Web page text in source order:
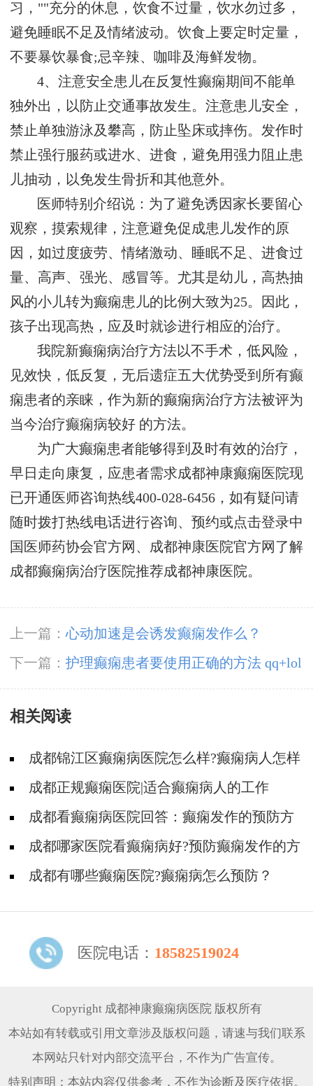
习，""充分的休息，饮食不过量，饮水勿过多，
避免睡眠不足及情绪波动。饮食上要定时定量，
不要暴饮暴食;忌辛辣、咖啡及海鲜发物。
4、注意安全患儿在反复性癫痫期间不能单
独外出，以防止交通事故发生。注意患儿安全，
禁止单独游泳及攀高，防止坠床或摔伤。发作时
禁止强行服药或进水、进食，避免用强力阻止患
儿抽动，以免发生骨折和其他意外。
医师特别介绍说：为了避免诱因家长要留心
观察，摸索规律，注意避免促成患儿发作的原
因，如过度疲劳、情绪激动、睡眠不足、进食过
量、高声、强光、感冒等。尤其是幼儿，高热抽
风的小儿转为癫痫患儿的比例大致为25。因此，
孩子出现高热，应及时就诊进行相应的治疗。
我院新癫痫病治疗方法以不手术，低风险，
见效快，低反复，无后遗症五大优势受到所有癫
痫患者的亲睐，作为新的癫痫病治疗方法被评为
当今治疗癫痫病较好 的方法。
为广大癫痫患者能够得到及时有效的治疗，
早日走向康复，应患者需求成都神康癫痫医院现
已开通医师咨询热线400-028-6456，如有疑问请
随时拨打热线电话进行咨询、预约或点击登录中
国医师药协会官方网、成都神康医院官方网了解
成都癫痫病治疗医院推荐成都神康医院。
上一篇：心动加速是会诱发癫痫发作么？
下一篇： 护理癫痫患者要使用正确的方法 qq+lol
相关阅读
成都锦江区癫痫病医院怎么样?癫痫病人怎样
预防抽搐口吐白沫
成都正规癫痫医院|适合癫痫病人的工作
成都看癫痫病医院回答：癫痫发作的预防方
法
成都哪家医院看癫痫病好?预防癫痫发作的方
法
成都有哪些癫痫医院?癫痫病怎么预防？
医院电话： 18582519024
Copyright 成都神康癫痫病医院 版权所有
本站如有转载或引用文章涉及版权问题，请速与我们联系
本网站只针对内部交流平台，不作为广告宣传。
特别声明：本站内容仅供参考，不作为诊断及医疗依据。